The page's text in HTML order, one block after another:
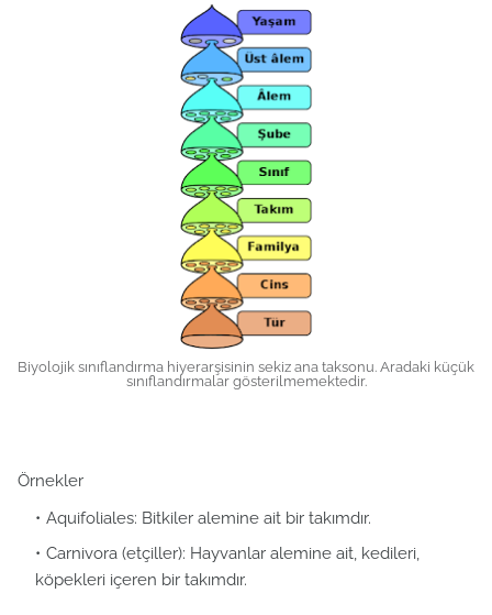
Biyolojik sınıflandırma hiyerarşisinin sekiz ana taksonu. Aradaki küçük
sınıflandırmalar gösterilmemektedir.
Örnekler
Aquifoliales: Bitkiler alemine ait bir takımdır.
Carnivora (etçiller): Hayvanlar alemine ait, kedileri,
köpekleri içeren bir takımdır.